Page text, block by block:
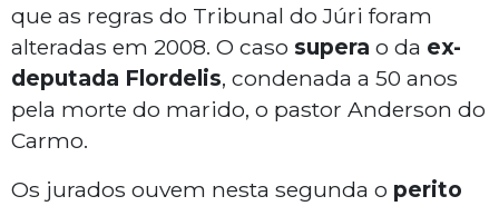
que as regras do Tribunal do Júri foram
alteradas em 2008. O caso supera o da ex-
deputada Flordelis, condenada a 50 anos
pela morte do marido, o pastor Anderson do
Carmo.
Os jurados ouvem nesta segunda o perito